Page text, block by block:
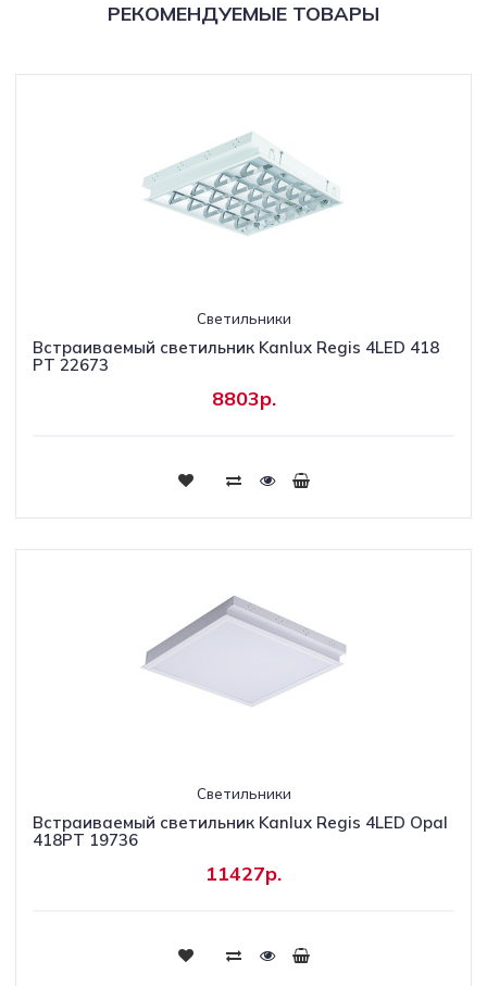
РЕКОМЕНДУЕМЫЕ ТОВАРЫ
Светильники
Встраиваемый светильник Kanlux Regis 4LED 418
PT 22673
8803р.
Светильники
Встраиваемый светильник Kanlux Regis 4LED Opal
418PT 19736
11427р.